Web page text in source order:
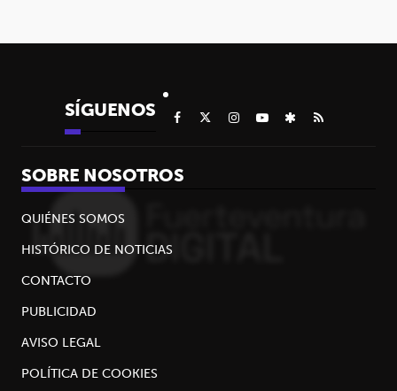
SÍGUENOS
SOBRE NOSOTROS
QUIÉNES SOMOS
HISTÓRICO DE NOTICIAS
CONTACTO
PUBLICIDAD
AVISO LEGAL
POLÍTICA DE COOKIES